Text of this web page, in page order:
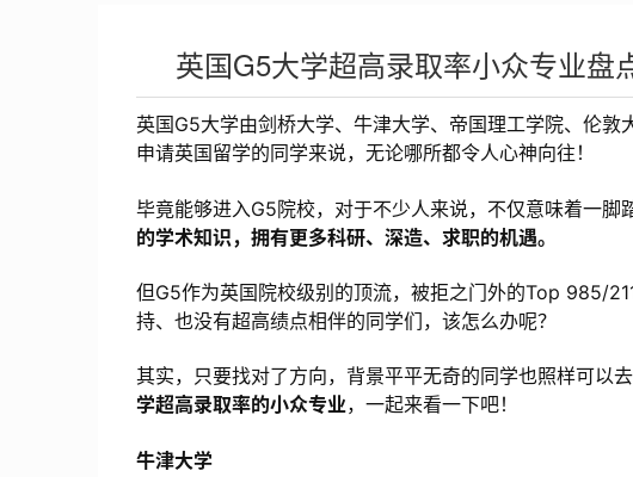
英国G5大学超高录取率小众专业盘
英国G5大学由剑桥大学、牛津大学、帝国理工学院、伦
申请英国留学的同学来说，无论哪所都令人心神向往！
毕竟能够进入G5院校，对于不少人来说，不仅意味着一脚
的学术知识，拥有更多科研、深造、求职的机遇。
但G5作为英国院校级别的顶流，被拒之门外的Top 985/
持、也没有超高绩点相伴的同学们，该怎么办呢？
其实，只要找对了方向，背景平平无奇的同学也照样可以
学超高录取率的小众专业，一起来看一下吧！
牛津大学